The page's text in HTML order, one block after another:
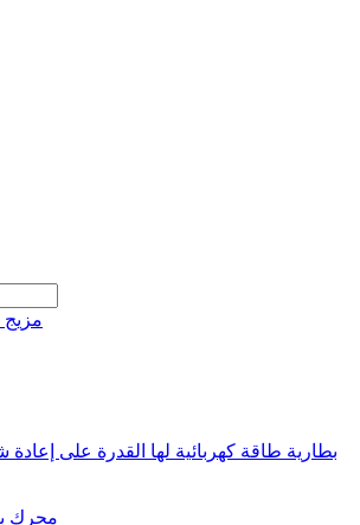
مزيج
بطارية طاقة كهربائية لها القدرة على
محرك